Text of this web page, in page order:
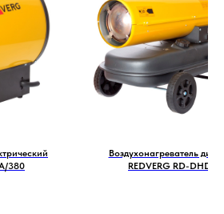
380
Воздухонагреватель
REDVERG RD-